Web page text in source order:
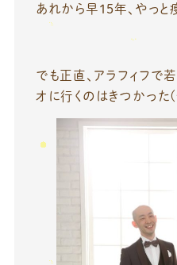
あれから早15年、やっと
でも正直、アラフィフで
オに行くのはきつかっ